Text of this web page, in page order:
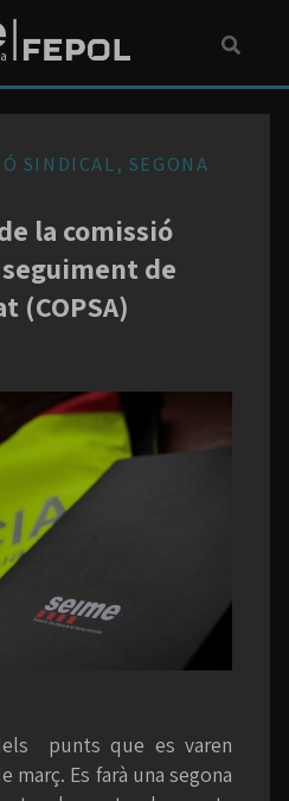
SINDICAL, SEGONA
la comissió
de
(COPSA)
punts que es varen
març. Es farà una segona